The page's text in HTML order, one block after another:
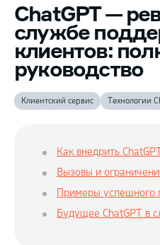
ChatGPT —
службе
клиентов:
руководство
Клиентский сервис Технологии
Как внедрить
Вызовы и
Примеры успешного
Будущее ChatGPT в